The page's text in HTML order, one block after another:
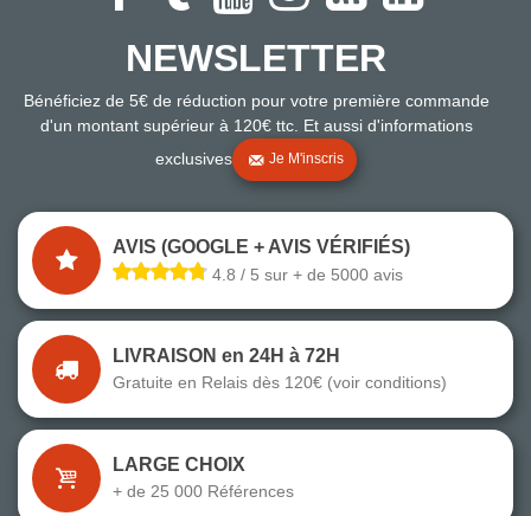
NEWSLETTER
Bénéficiez de 5€ de réduction pour votre première commande
d'un montant supérieur à 120€ ttc. Et aussi d'informations
exclusives
Je M'inscris
AVIS (GOOGLE + AVIS VÉRIFIÉS)
4.8 / 5 sur + de 5000 avis
LIVRAISON en 24H à 72H
Gratuite en Relais dès 120€ (voir conditions)
LARGE CHOIX
+ de 25 000 Références